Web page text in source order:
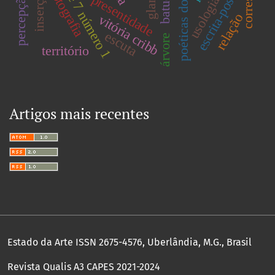
presentidade
fotografiavitória cribb
inserção
território
usologia
escrita-postal
relação
árvore
percepção escuta
Artigos mais recentes
Estado da Arte ISSN 2675-4576, Uberlândia, M.G., Brasil
Revista Qualis A3 CAPES 2021-2024